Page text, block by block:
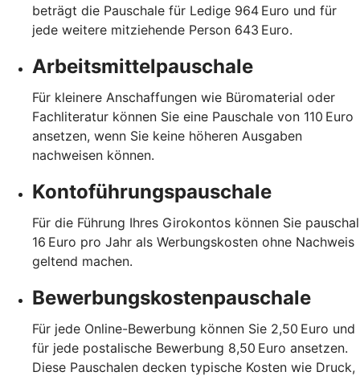
beträgt die Pauschale für Ledige 964 Euro und für
jede weitere mitziehende Person 643 Euro.
Arbeitsmittelpauschale
Für kleinere Anschaffungen wie Büromaterial oder
Fachliteratur können Sie eine Pauschale von 110 Euro
ansetzen, wenn Sie keine höheren Ausgaben
nachweisen können.
Kontoführungspauschale
Für die Führung Ihres Girokontos können Sie pauschal
16 Euro pro Jahr als Werbungskosten ohne Nachweis
geltend machen.
Bewerbungskostenpauschale
Für jede Online-Bewerbung können Sie 2,50 Euro und
für jede postalische Bewerbung 8,50 Euro ansetzen.
Diese Pauschalen decken typische Kosten wie Druck,